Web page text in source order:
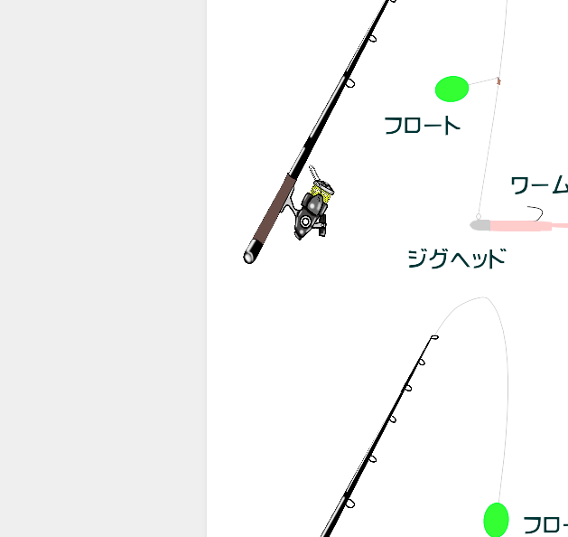
最近は、Fシステムの方が多いかもしれません。
Fシステムの方が、 飛距離が出て感度がよい
どちらでも問題はありません。
フロートは次のように付けます。